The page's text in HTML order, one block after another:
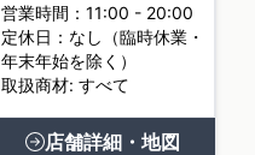
営業時間：11:00 - 20:00
定休日：なし（臨時休業・
年末年始を除く）
取扱商材: すべて
店舗詳細・地図